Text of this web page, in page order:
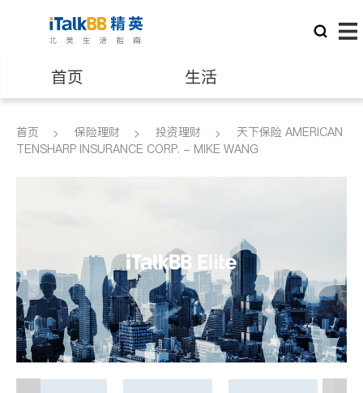
首页 生活
医生 律师
养老 非盈利组织
首页 保险理财 投资理财
天下保险 AMERICAN
TENSHARP INSURANCE CORP. - MIKE WANG